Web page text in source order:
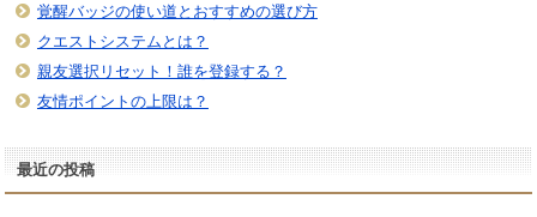
覚醒バッジの使い道とおすすめの選び方
クエストシステムとは？
親友選択リセット！誰を登録する？
友情ポイントの上限は？
最近の投稿